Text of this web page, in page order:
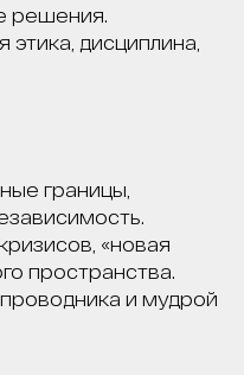
решения.
дисциплина,
границы,
«новая
пространства.
и мудрой